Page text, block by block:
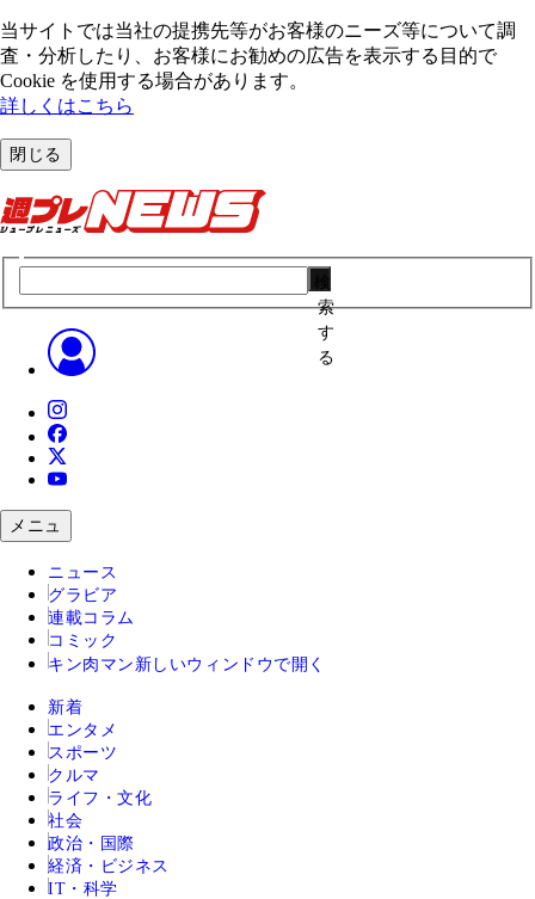
当サイトでは当社の提携先等がお客様のニーズ等について調
査・分析したり、お客様にお勧めの広告を表⽰する⽬的で
Cookie を使⽤する場合があります。
詳しくはこちら
閉じる
索
す
る
メニュ
ニュース
グラビア
連載コラム
コミック
キン肉マン 新しいウィンドウで開く
新着
エンタメ
スポーツ
クルマ
ライフ・文化
社会
政治・国際
経済・ビジネス
IT・科学